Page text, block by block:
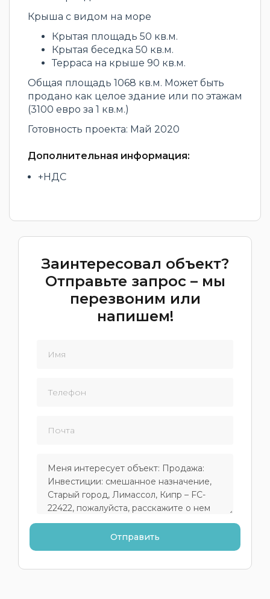
Крыша с видом на море
Крытая площадь 50 кв.м.
Крытая беседка 50 кв.м.
Терраса на крыше 90 кв.м.
Общая площадь 1068 кв.м. Может быть
продано как целое здание или по этажам
(3100 евро за 1 кв.м.)
Готовность проекта: Май 2020
Дополнительная информация:
+НДС
Заинтересовал объект?
Отправьте запрос – мы
перезвоним или
напишем!